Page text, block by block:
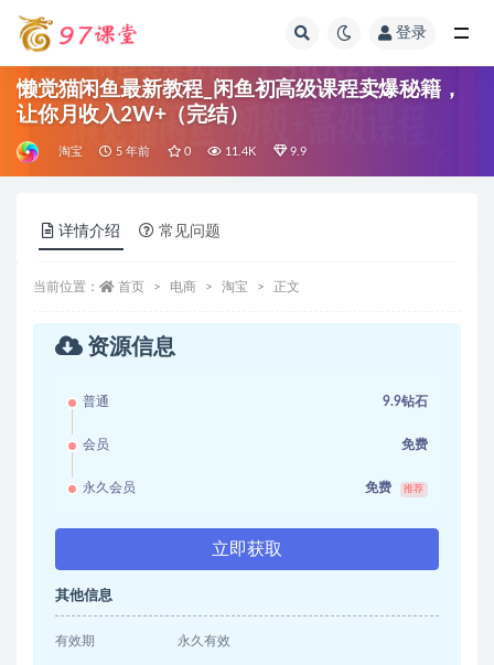
登录
懒觉猫闲鱼最新教程_闲鱼初高级课程卖爆秘籍，
让你月收入2W+（完结）
淘宝 5 年前 0 11.4K 9.9
详情介绍 常见问题
当前位置： 首页 电商 淘宝 正文
资源信息
普通 9.9钻石
会员 免费
永久会员 免费 推荐
立即获取
其他信息
有效期 永久有效